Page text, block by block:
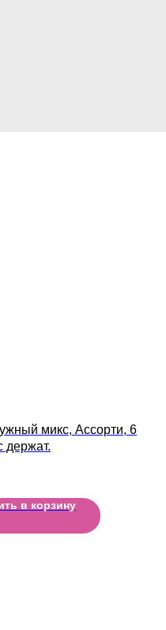
микс, Ассорти, 6
держат.
в корзину